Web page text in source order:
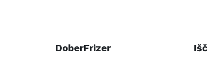
DoberFrizer